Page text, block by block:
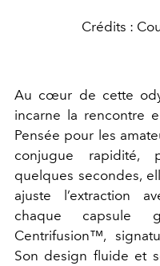
Crédits :
Au cœur de cette
incarne la rencontre
Pensée pour les
conjugue rapidité,
quelques secondes,
ajuste l’extraction
chaque capsule
Centrifusion™,
Son design fluide et